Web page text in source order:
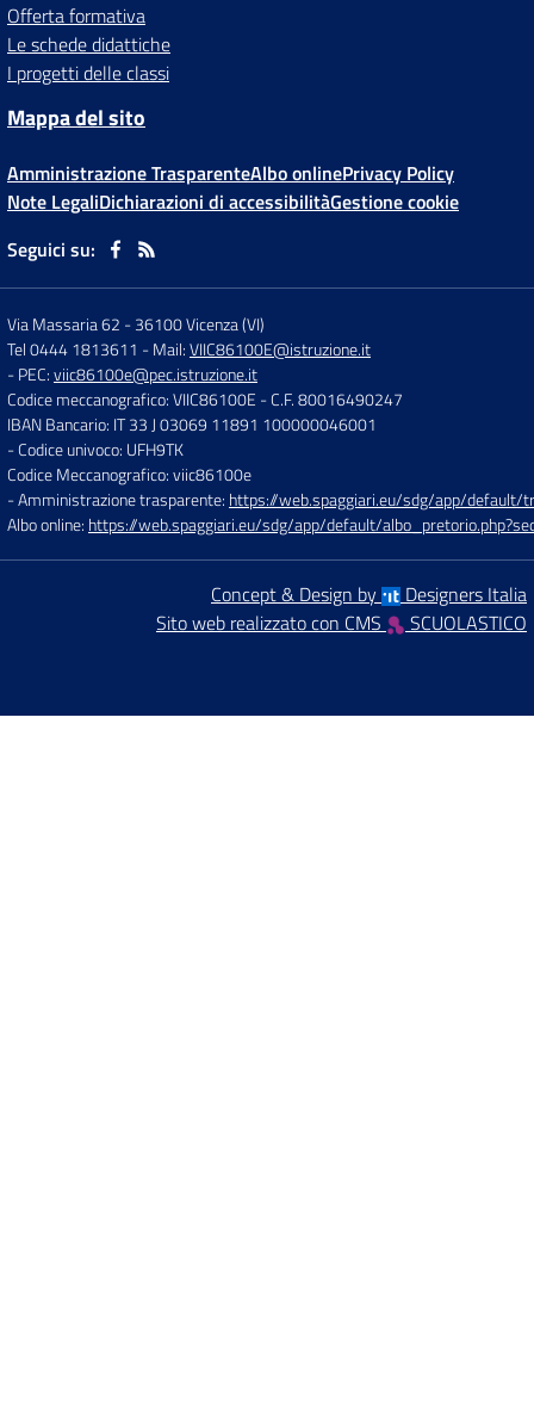
Offerta formativa
Le schede didattiche
I progetti delle classi
Mappa del sito
Amministrazione TrasparenteAlbo onlinePrivacy Policy
Note LegaliDichiarazioni di accessibilitàGestione cookie
Seguici su:
Via Massaria 62 -36100 Vicenza (VI)
Tel 0444 1813611 - Mail:VIIC86100E@istruzione.it
- PEC:viic86100e@pec.istruzione.it
Codice meccanografico: VIIC86100E - C.F. 80016490247
IBAN Bancario: IT 33 J 03069 11891 100000046001
- Codice univoco: UFH9TK
Codice Meccanografico: viic86100e
- Amministrazione trasparente: https://web.spaggiari.eu/sdg/app/default/
Albo online: https://web.spaggiari.eu/sdg/app/default/
Concept & Design by
Designers Italia
Sito web realizzato con CMS
SCUOLASTICO